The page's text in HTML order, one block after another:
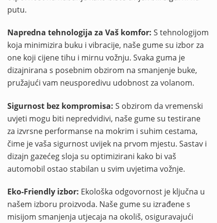
putu.
Napredna tehnologija za Vaš komfor: S tehnologijom
koja minimizira buku i vibracije, naše gume su izbor za
one koji cijene tihu i mirnu vožnju. Svaka guma je
dizajnirana s posebnim obzirom na smanjenje buke,
pružajući vam neusporedivu udobnost za volanom.
Sigurnost bez kompromisa: S obzirom da vremenski
uvjeti mogu biti nepredvidivi, naše gume su testirane
za izvrsne performanse na mokrim i suhim cestama,
čime je vaša sigurnost uvijek na prvom mjestu. Sastav i
dizajn gazećeg sloja su optimizirani kako bi vaš
automobil ostao stabilan u svim uvjetima vožnje.
Eko-Friendly izbor: Ekološka odgovornost je ključna u
našem izboru proizvoda. Naše gume su izrađene s
misijom smanjenja utjecaja na okoliš, osiguravajući